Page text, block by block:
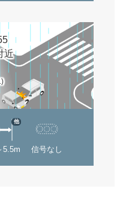
近
5.5m
他
信号なし